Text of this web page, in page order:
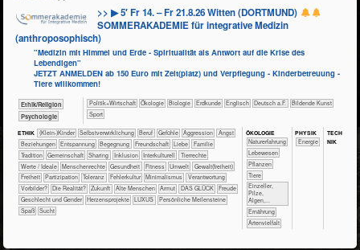
>> ▶ 5′ Fr 14. – Fr 21.8.26 Witten (DORTMUND)
SOMMERAKADEMIE für integrative Medizin
(anthroposophisch)
"Medizin mit Himmel und Erde - Spiritualität als Antwort auf die Krise des
Lebendigen"
JETZT ANMELDEN ab 150 Euro mit Zelt(platz) und Verpflegung - Kinderbetreuung -
Tiere willkommen!
​​​​​​​​​​Ethik/​Religion
​​​​​​​​​​Psychologie
​​​​​​​​​Politik+​Wirtschaft ​​​​​​​​Ökologie ​​​​​​​Biologie ​​​​​Erdkunde ​​​​Englisch ​​​Deutsch a.F.
Bildende Kunst
Sport
ETHIK (Klein-)Kinder ​​​​​​​​​​​​​​​​​​​​​​​​​​​​​​​​​​​​​​​​Selbst­verwirklichung ​​​​​​​​​​​​​​​Beruf ​​​​​​​​​​​​​​​Gefühle ​​​​​​​​​​​​​Aggression
​​​​​​​​​​​​​Angst
​​​​​​​​​​​​​Beziehungen
​​​​​​​​​​​​​Entspannung ​​​​​​​​​​​​Begegnung ​​​​​​​​​​​​Freundschaft ​​​​​​​​​​​​Liebe
​​​​​​​​​​​Familie
​​​​​​​​​​​Tradition
​​​​​​​​​​Gemeinschaft ​​​​​​​​​​Sharing ​​​​​​​​Inklusion ​​​​​​​​Interkulturell
​​​​​​​​Tierrechte
​​​​​​​​Werte / Ideale
​​​​​​​Menschenrechte ​​​​​​Gesundheit ​​​​​Fitness ​​​​​Umwelt
​​​​Gewalt(freiheit)
​​​Freiheit
​​​Partizipation ​​​Toleranz ​​Fehlerkultur ​​Minimalismus
​​Verantwortung
​​Vorbilder?
​Die Realität? ​Zukunft Alte Menschen Armut DAS GLÜCK
Freude
Geschlecht und Gender
Herzensprojekte LUXUS
Persönliche Meilensteine
Spaß
Sucht
ÖKO​LOGIE
​​​​​​​​​​​​​Naturerfahrung
​​​​​​​​​Lebewesen
​​​​​​​​​Pflanzen
​​​​​​​​Tiere
​​​​​​​Einzeller,
Pilze,
Algen,...
​​​​Ernährung
Artenvielfalt
PHY​SIK
​​Energie
TECH​
NIK